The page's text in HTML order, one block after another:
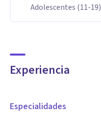
Adolescentes (11-19)
Experiencia
Especialidades